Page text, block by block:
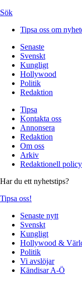
Sök
Tipsa oss om
Senaste
Svenskt
Kungligt
Hollywood
Politik
Redaktion
Tipsa
Kontakta oss
Annonsera
Redaktion
Om oss
Arkiv
Redaktionell policy
Har du ett nyhetstips?
Tipsa oss!
Senaste nytt
Svenskt
Kungligt
Hollywood &
Politik
Vi avslöjar
Kändisar A-Ö